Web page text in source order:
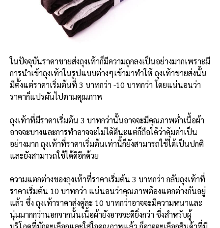
ในปัจจุบันราคาขายส่งถุงเท้าก็มีความถูกลงเป็นอย่างมากเพราะมี
การนำเข้าถุงเท้าในรูปแบบต่างๆเข้ามาทำให้ ถุงเท้าขายส่งนั้น
มีตั้งแต่ราคาเริ่มต้นที่ 3 บาทกว่า -10 บาทกว่า โดยแน่นอนว่า
ราคาก็แปรผันไปตามคุณภาพ
ถุงเท้าที่มีราคาเริ่มต้น 3 บาทกว่านั้นอาจจะมีคุณภาพต่ำเนื้อผ้า
อาจจะบางและการทำอาจจะไม่ได้ดีนะแต่ก็ถือได้ว่าคุ้มค่าเป็น
อย่างมาก ถุงเท้าที่ราคาเริ่มต้นเท่านี้ก็ยังสามารถใช้ได้เป็นปกติ
และยังสามารถใช้ได้ดีอีกด้วย
ความแตกต่างของถุงเท้าที่ราคาเริ่มต้น 3 บาทกว่า กลับถุงเท้าที่
ราคาเริ่มต้น 10 บาทกว่า แน่นอนว่าคุณภาพต้องแตกต่างกันอยู่
แล้ว ซึ่ง ถุงเท้าราคาส่งคู่ละ 10 บาทกว่าอาจจะมีความหนาและ
นุ่มมากกว่านอกจากนั้นเนื้อผ้ายังอาจจะดียิ่งกว่า ซึ่งสำหรับผู้